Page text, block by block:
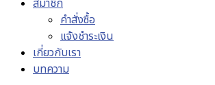
สมาชิก
คำสั่งซื้อ
แจ้งชำระเงิน
เกี่ยวกับเรา
บทความ